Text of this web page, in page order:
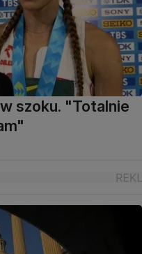
szoku. "Totalnie